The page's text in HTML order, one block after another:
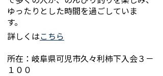
ゆったりとした時間を過ごしていま
す。
詳しくはこちら
所在：岐阜県可児市久々利柿下入会３－
１００